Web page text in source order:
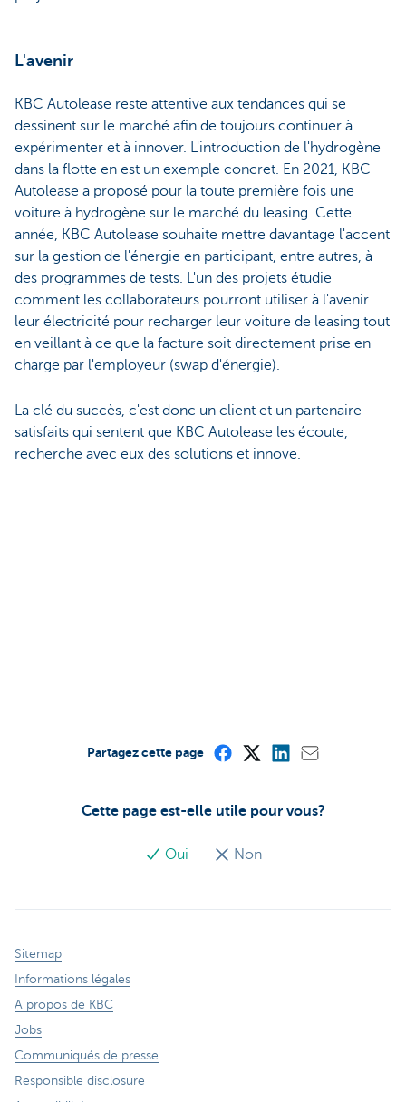
L'avenir
KBC Autolease reste attentive aux tendances qui se
dessinent sur le marché afin de toujours continuer à
expérimenter et à innover. L'introduction de l'hydrogène
dans la flotte en est un exemple concret. En 2021, KBC
Autolease a proposé pour la toute première fois une
voiture à hydrogène sur le marché du leasing. Cette
année, KBC Autolease souhaite mettre davantage l'accent
sur la gestion de l'énergie en participant, entre autres, à
des programmes de tests. L'un des projets étudie
comment les collaborateurs pourront utiliser à l'avenir
leur électricité pour recharger leur voiture de leasing tout
en veillant à ce que la facture soit directement prise en
charge par l'employeur (swap d'énergie).
La clé du succès, c'est donc un client et un partenaire
satisfaits qui sentent que KBC Autolease les écoute,
recherche avec eux des solutions et innove.
Cette page est-elle utile pour vous?
Oui Non
Partagez cette page
Sitemap
Informations légales
A propos de KBC
Jobs
Communiqués de presse
Responsible disclosure